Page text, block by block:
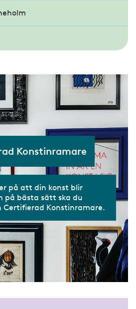
Entreprenadjuridik
eller mäster
Konstinramare
på att din konst blir
på bästa sätt ska du
Certifierad Konstinramare.